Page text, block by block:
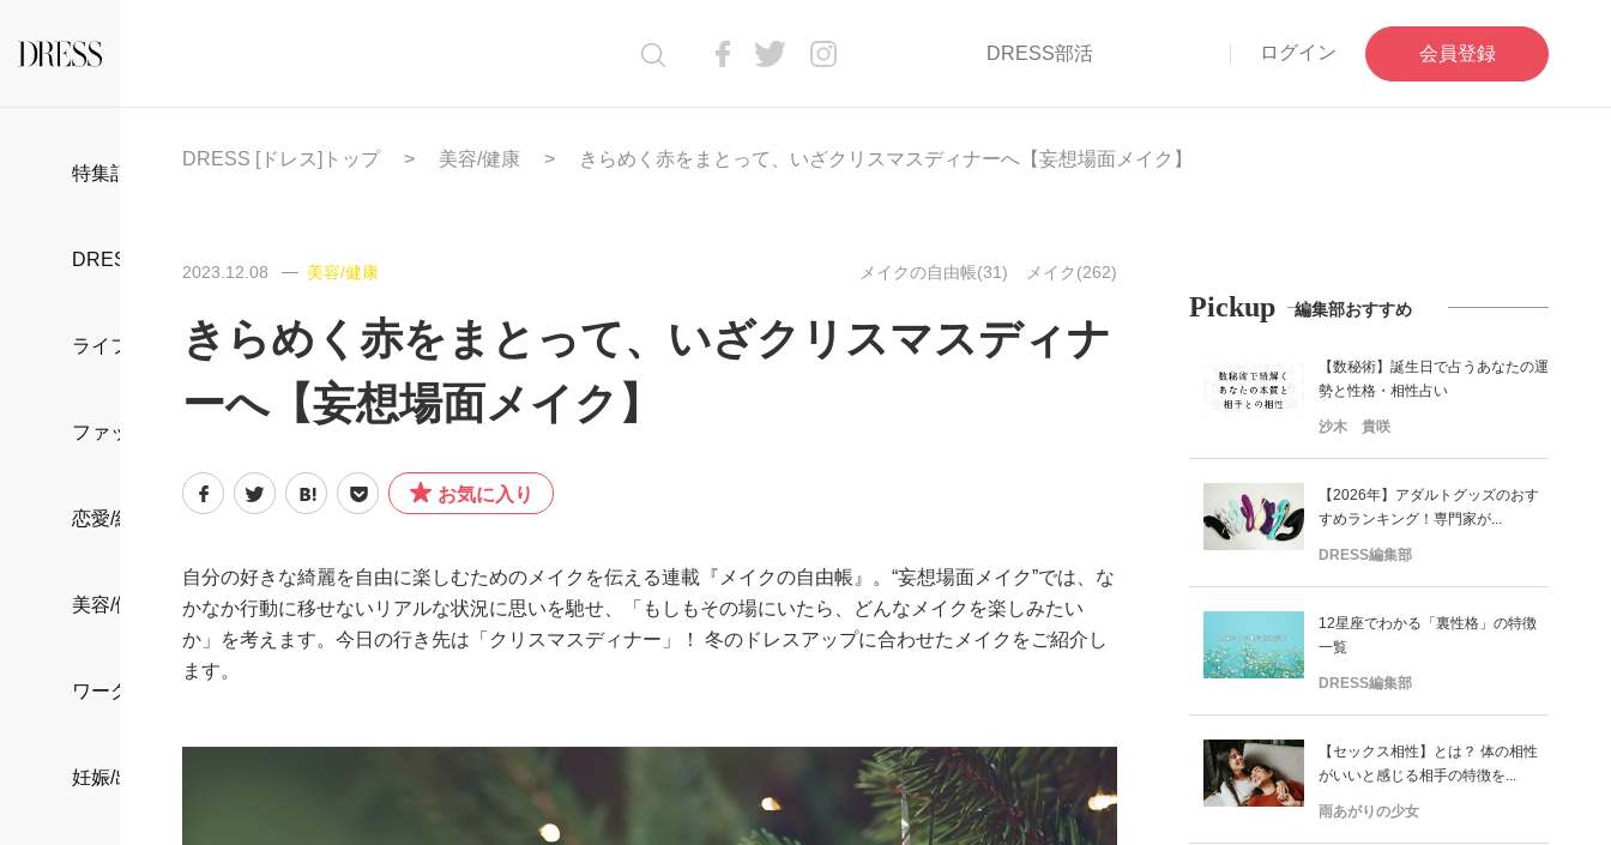
DRESS部活 ログイン 会員登録
特集記事
DRESS部活
ライフスタイル
ファッション
恋愛/結婚/離婚
美容/健康
ワークスタイル
妊娠/出産/家族
DRESS [ドレス]トップ 美容/健康 きらめく赤をまとって、いざクリスマスディナーへ【妄想場面メイク】
2023.12.08 美容/健康 メイクの自由帳(31) メイク(262)
きらめく赤をまとって、いざクリスマスディナ
ーへ【妄想場面メイク】
お気に入り
自分の好きな綺麗を自由に楽しむためのメイクを伝える連載『メイクの自由帳』。“妄想場面メイク”では、な
かなか行動に移せないリアルな状況に思いを馳せ、「もしもその場にいたら、どんなメイクを楽しみたい
か」を考えます。今日の行き先は「クリスマスディナー」！ 冬のドレスアップに合わせたメイクをご紹介し
ます。
Pickup 編集部おすすめ
【数秘術】誕生日で占うあなたの運
勢と性格・相性占い
沙木 貴咲
【2026年】アダルトグッズのおす
すめランキング！専門家が...
DRESS編集部
12星座でわかる「裏性格」の特徴
一覧
DRESS編集部
【セックス相性】とは？ 体の相性
がいいと感じる相手の特徴を...
雨あがりの少女